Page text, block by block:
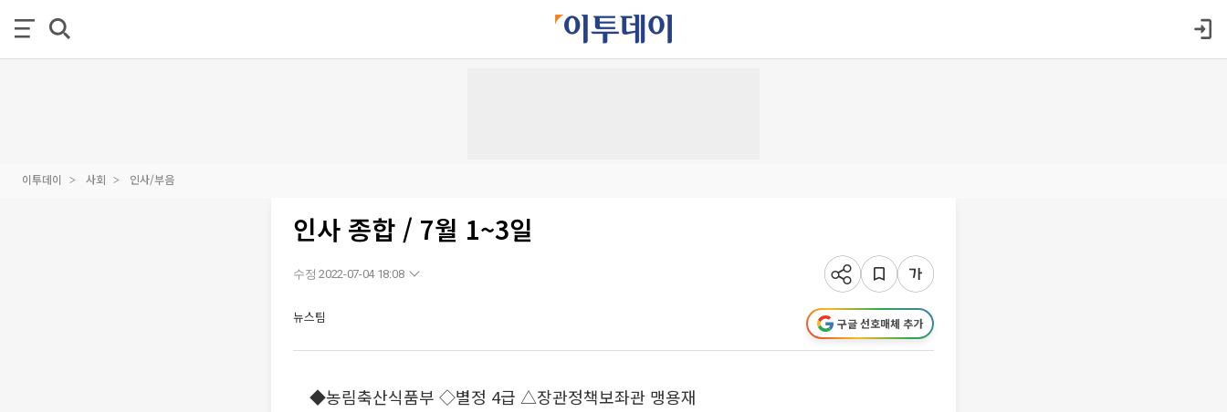
이투데이 사회 인사/부음
인사 종합 / 7월 1~3일
수정 2022-07-04 18:08
뉴스팀 구글 선호매체 추가
◆농림축산식품부 ◇별정 4급 △장관정책보좌관 맹용재